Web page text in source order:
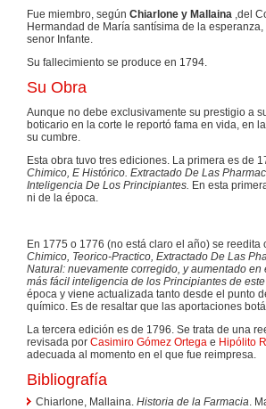
Fue miembro, según Chiarlone y Mallaina ,del
Hermandad de María santísima de la
senor Infante.
Su fallecimiento se produce en 1794.
Su Obra
Aunque no debe exclusivamente su prestigio a
boticario en la corte le reportó fama en vida, en
su cumbre.
Esta obra tuvo tres ediciones. La primera es de
Chimico, E Histórico. Extractado De Las
Inteligencia De Los Principiantes. En esta
ni de la época.
En 1775 o 1776 (no está claro el año) se reedita
Chimico, Teorico-Practico, Extractado De Las
Natural: nuevamente corregido, y aumentado
más fácil inteligencia de los Principiantes de este
época y viene actualizada tanto desde el punto
químico. Es de resaltar que las aportaciones
La tercera edición es de 1796. Se trata de una
revisada por Casimiro Gómez Ortega e Hipólito
adecuada al momento en el que fue reimpresa.
Bibliografía
Chiarlone, Mallaina. Historia de la Farmacia.